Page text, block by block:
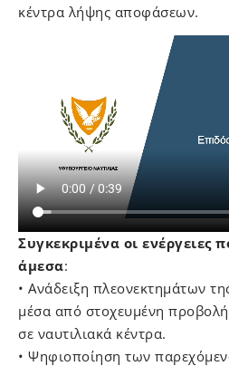
κέντρα λήψης αποφάσεων.
Συγκεκριμένα οι ενέργειες
άμεσα:
• Ανάδειξη πλεονεκτημάτων
μέσα από στοχευμένη
σε ναυτιλιακά κέντρα.
• Ψηφιοποίηση των